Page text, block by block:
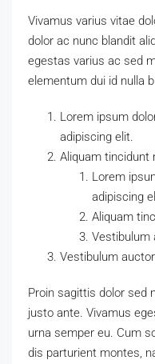
Vivamus varius vitae
dolor ac nunc blandit
egestas varius ac sed
elementum dui id nulla
Lorem ipsum
adipiscing elit.
Aliquam tincidunt
Lorem
adipiscing
Aliquam
Vestibulum
Vestibulum
Proin sagittis dolor sed
justo ante. Vivamus
urna semper eu. Cum
dis parturient montes,